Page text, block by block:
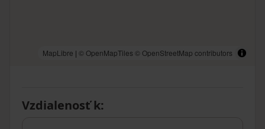
MapLibre | © OpenMapTiles © OpenStreetMap contributors
Vzdialenosť k: